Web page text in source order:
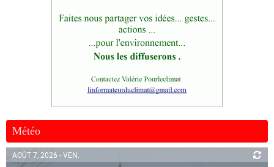
Météo
AOÛT 7, 2026 - VEN.